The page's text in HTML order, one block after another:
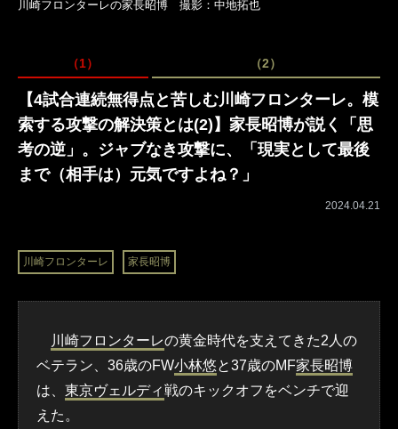
川崎フロンターレの家長昭博 撮影：中地拓也
（1） （2）
【4試合連続無得点と苦しむ川崎フロンターレ。模
索する攻撃の解決策とは(2)】家長昭博が説く「思
考の逆」。ジャブなき攻撃に、「現実として最後
まで（相手は）元気ですよね？」
2024.04.21
川崎フロンターレ 家長昭博
川崎フロンターレの黄金時代を支えてきた2人の
ベテラン、36歳のFW小林悠と37歳のMF家長昭博
は、 東京ヴェルディ戦のキックオフをベンチで迎
えた。